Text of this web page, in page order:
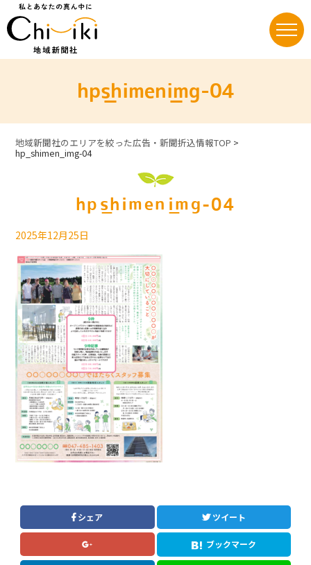
hp_shimen_img-04
地域新聞社のエリアを絞った広告・新聞折込情報TOP >
hp_shimen_img-04
hp_shimen_img-04
2025年12月25日
シェア ツイート
ブックマーク